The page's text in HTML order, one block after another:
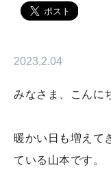
2023.2.04
みなさま、こんに
暖かい日も増えて
ている山本です。